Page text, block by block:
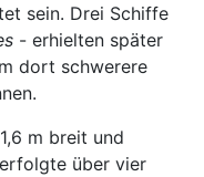
sein. Drei Schiffe
- erhielten später
dort schwerere
m breit und
über vier